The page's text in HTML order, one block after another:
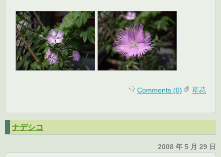
Comments (0) 草花
ナデシコ
2008 年 5 月 29 日